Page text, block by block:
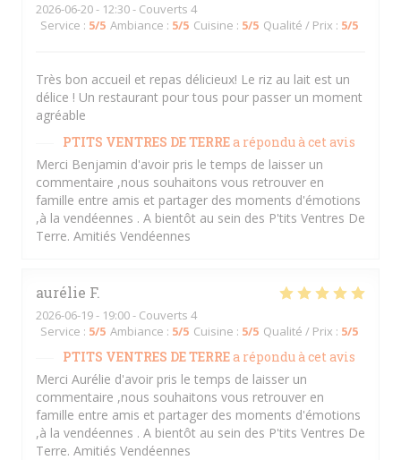
2026-06-20- 12:30 - Couverts 4
Service : 5/5 Ambiance : 5/5 Cuisine : 5/5 Qualité / Prix : 5/5
Très bon accueil et repas délicieux! Le riz au lait est un
délice ! Un restaurant pour tous pour passer un moment
agréable
PTITS VENTRES DE TERREa répondu à cet avis
Merci Benjamin d'avoir pris le temps de laisser un
commentaire ,nous souhaitons vous retrouver en
famille entre amis et partager des moments d'émotions
,à la vendéennes . A bientôt au sein des P'tits Ventres De
Terre. Amitiés Vendéennes
aurélie F
2026-06-19- 19:00 - Couverts 4
Service : 5/5 Ambiance : 5/5 Cuisine : 5/5 Qualité / Prix : 5/5
PTITS VENTRES DE TERREa répondu à cet avis
Merci Aurélie d'avoir pris le temps de laisser un
commentaire ,nous souhaitons vous retrouver en
famille entre amis et partager des moments d'émotions
,à la vendéennes . A bientôt au sein des P'tits Ventres De
Terre. Amitiés Vendéennes